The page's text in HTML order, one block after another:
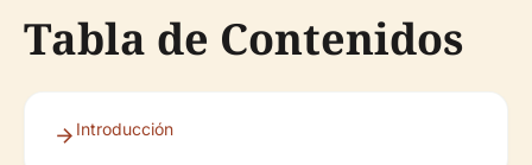
Tabla de Contenidos
Introducción